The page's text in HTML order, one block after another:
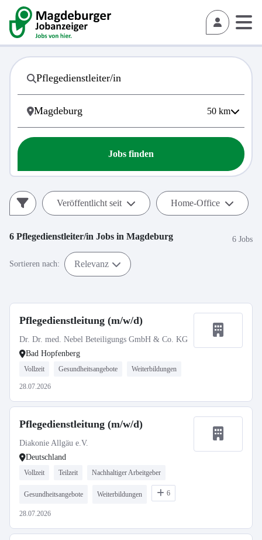
50 km
Jobs finden
Veröffentlicht seit Home-Office
6 Pflegedienstleiter/in Jobs in Magdeburg 6 Jobs
Sortieren nach: Relevanz
Pflegedienstleitung (m/w/d)
Dr. Dr. med. Nebel Beteiligungs GmbH & Co. KG
Bad Hopfenberg
Vollzeit Gesundheitsangebote Weiterbildungen
28.07.2026
Pflegedienstleitung (m/w/d)
Diakonie Allgäu e.V.
Deutschland
Vollzeit Teilzeit Nachhaltiger Arbeitgeber
Gesundheitsangebote Weiterbildungen 6
28.07.2026